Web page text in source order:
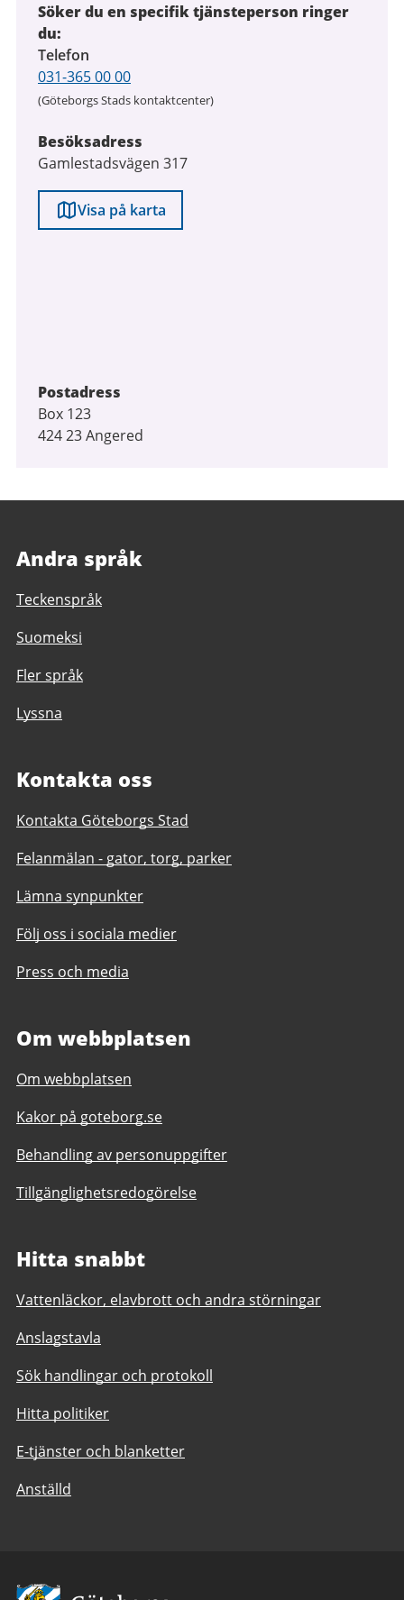
Söker du en specifik tjänsteperson ringer
du:
Telefon
031-365 00 00
(Göteborgs Stads kontaktcenter)
Besöksadress
Gamlestadsvägen 317
Visa på karta
Postadress
Box 123
424 23 Angered
Andra språk
Teckenspråk
Suomeksi
Fler språk
Lyssna
Kontakta oss
Kontakta Göteborgs Stad
Felanmälan - gator, torg, parker
Lämna synpunkter
Följ oss i sociala medier
Press och media
Om webbplatsen
Om webbplatsen
Kakor på goteborg.se
Behandling av personuppgifter
Tillgänglighetsredogörelse
Hitta snabbt
Vattenläckor, elavbrott och andra störningar
Anslagstavla
Sök handlingar och protokoll
Hitta politiker
E-tjänster och blanketter
Anställd
Avsändare: